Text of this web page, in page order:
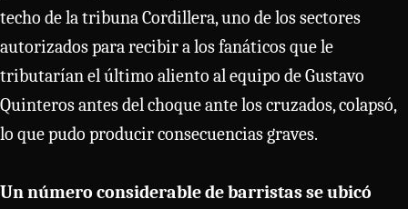
techo de la tribuna Cordillera, uno de los sectores
autorizados para recibir a los fanáticos que le
tributarían el último aliento al equipo de Gustavo
Quinteros antes del choque ante los cruzados, colapsó,
lo que pudo producir consecuencias graves.
Un número considerable de barristas se ubicó